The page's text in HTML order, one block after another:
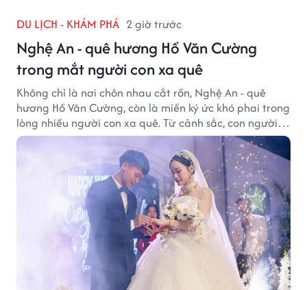
DU LỊCH - KHÁM PHÁ 2 giờ trước
Nghệ An - quê hương Hồ Văn Cường
trong mắt người con xa quê
Không chỉ là nơi chôn nhau cắt rốn, Nghệ An - quê
hương Hồ Văn Cường, còn là miền ký ức khó phai trong
lòng nhiều người con xa quê. Từ cảnh sắc, con người
đến hương vị quê nhà, tất cả đều trở thành những
điều khiến họ luôn mong ngày trở về.